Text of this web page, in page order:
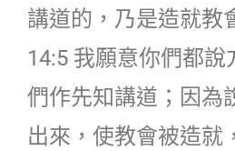
講道的，乃是造就教
14:5 我願意你們都
們作先知講道；因為
出來，使教會被造就